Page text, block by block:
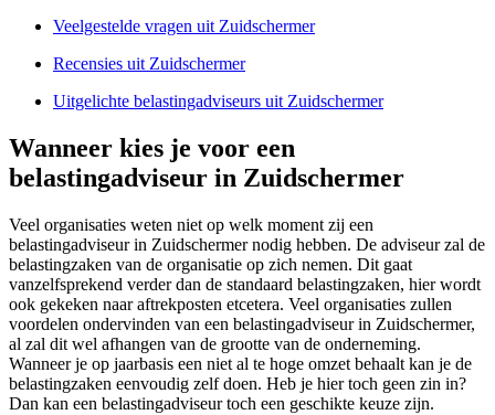
Veelgestelde vragen uit Zuidschermer
Recensies uit Zuidschermer
Uitgelichte belastingadviseurs uit Zuidschermer
Wanneer kies je voor een
belastingadviseur in Zuidschermer
Veel organisaties weten niet op welk moment zij een
belastingadviseur in Zuidschermer nodig hebben. De adviseur zal de
belastingzaken van de organisatie op zich nemen. Dit gaat
vanzelfsprekend verder dan de standaard belastingzaken, hier wordt
ook gekeken naar aftrekposten etcetera. Veel organisaties zullen
voordelen ondervinden van een belastingadviseur in Zuidschermer,
al zal dit wel afhangen van de grootte van de onderneming.
Wanneer je op jaarbasis een niet al te hoge omzet behaalt kan je de
belastingzaken eenvoudig zelf doen. Heb je hier toch geen zin in?
Dan kan een belastingadviseur toch een geschikte keuze zijn.